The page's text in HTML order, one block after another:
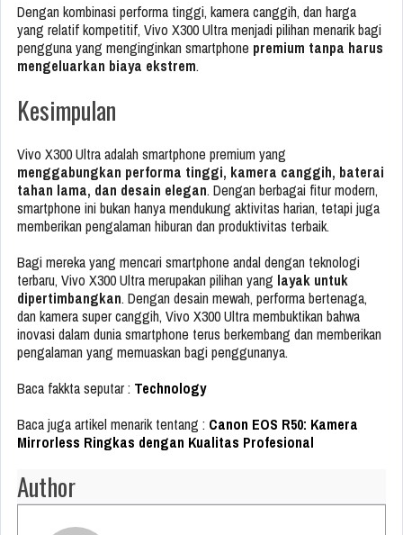
Dengan kombinasi performa tinggi, kamera canggih, dan harga
yang relatif kompetitif, Vivo X300 Ultra menjadi pilihan menarik bagi
pengguna yang menginginkan smartphone premium tanpa harus
mengeluarkan biaya ekstrem.
Kesimpulan
Vivo X300 Ultra adalah smartphone premium yang
menggabungkan performa tinggi, kamera canggih, baterai
tahan lama, dan desain elegan. Dengan berbagai fitur modern,
smartphone ini bukan hanya mendukung aktivitas harian, tetapi juga
memberikan pengalaman hiburan dan produktivitas terbaik.
Bagi mereka yang mencari smartphone andal dengan teknologi
terbaru, Vivo X300 Ultra merupakan pilihan yang layak untuk
dipertimbangkan. Dengan desain mewah, performa bertenaga,
dan kamera super canggih, Vivo X300 Ultra membuktikan bahwa
inovasi dalam dunia smartphone terus berkembang dan memberikan
pengalaman yang memuaskan bagi penggunanya.
Baca fakkta seputar : Technology
Baca juga artikel menarik tentang : Canon EOS R50: Kamera
Mirrorless Ringkas dengan Kualitas Profesional
Author